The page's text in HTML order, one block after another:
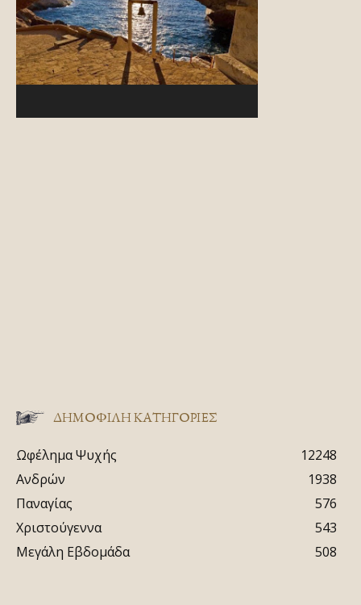
ΔΗΜΟΦΙΛΗ ΚΑΤΗΓΟΡΙΕΣ
Ωφέλημα Ψυχής
12248
Ανδρών
1938
Παναγίας
576
Χριστούγεννα
543
Μεγάλη Εβδομάδα
508